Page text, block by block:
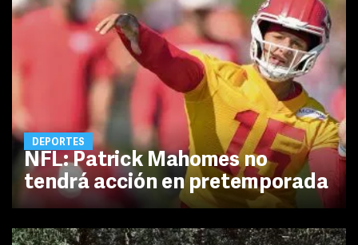
DEPORTES
NFL: Patrick Mahomes no
tendrá acción en pretemporada